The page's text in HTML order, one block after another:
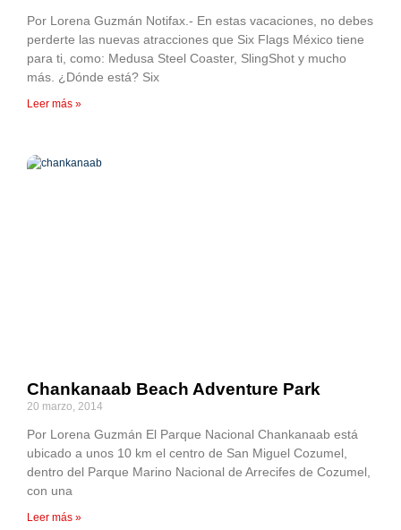
Por Lorena Guzmán Notifax.- En estas vacaciones, no debes
perderte las nuevas atracciones que Six Flags México tiene
para ti, como: Medusa Steel Coaster, SlingShot y mucho
más. ¿Dónde está? Six
Leer más »
Chankanaab Beach Adventure Park
20 marzo, 2014
Por Lorena Guzmán El Parque Nacional Chankanaab está
ubicado a unos 10 km el centro de San Miguel Cozumel,
dentro del Parque Marino Nacional de Arrecifes de Cozumel,
con una
Leer más »